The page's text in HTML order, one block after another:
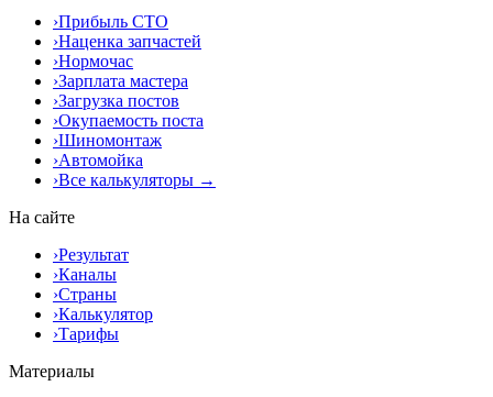
›Прибыль СТО
›Наценка запчастей
›Нормочас
›Зарплата мастера
›Загрузка постов
›Окупаемость поста
›Шиномонтаж
›Автомойка
›Все калькуляторы →
На сайте
›Результат
›Каналы
›Страны
›Калькулятор
›Тарифы
Материалы